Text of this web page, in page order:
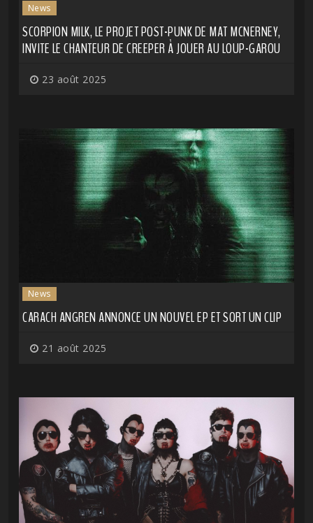
News
SCORPION MILK, LE PROJET POST-PUNK DE MAT MCNERNEY,
INVITE LE CHANTEUR DE CREEPER À JOUER AU LOUP-GAROU
23 août 2025
News
CARACH ANGREN ANNONCE UN NOUVEL EP ET SORT UN CLIP
21 août 2025